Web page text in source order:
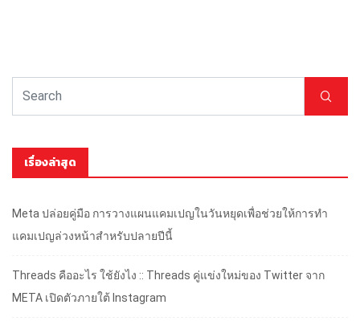
เรื่องล่าสุด
Meta ปล่อยคู่มือ การวางแผนแคมเปญในวันหยุดเพื่อช่วยให้การทำ
แคมเปญล่วงหน้าสำหรับปลายปีนี้
Threads คืออะไร ใช้ยังไง :: Threads คู่แข่งใหม่ของ Twitter จาก
META เปิดตัวภายใต้ Instagram